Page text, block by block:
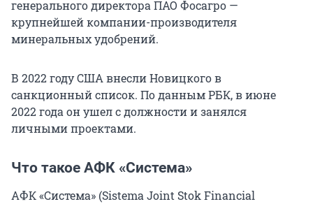
генерального директора ПАО Фосагро —
крупнейшей компании-производителя
минеральных удобрений.
В 2022 году США внесли Новицкого в
санкционный список. По данным РБК, в июне
2022 года он ушел с должности и занялся
личными проектами.
Что такое АФК «Система»
АФК «Система» (Sistema Joint Stok Financial